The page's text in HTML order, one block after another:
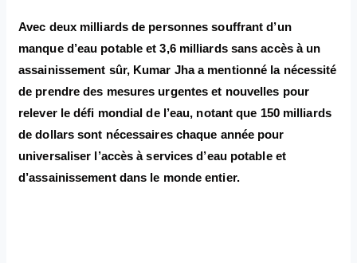
Avec deux milliards de personnes souffrant d’un
manque d’eau potable et 3,6 milliards sans accès à un
assainissement sûr, Kumar Jha a mentionné la nécessité
de prendre des mesures urgentes et nouvelles pour
relever le défi mondial de l’eau, notant que 150 milliards
de dollars sont nécessaires chaque année pour
universaliser l’accès à services d’eau potable et
d’assainissement dans le monde entier.